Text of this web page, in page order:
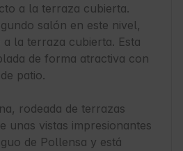
a la terraza cubierta.
salón en este nivel,
la terraza cubierta. Esta
de forma atractiva con
patio.
rodeada de terrazas
unas vistas impresionantes
de Pollensa y está